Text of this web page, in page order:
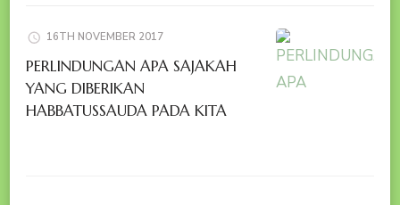
16TH NOVEMBER 2017
PERLINDUNGAN APA SAJAKAH
YANG DIBERIKAN
HABBATUSSAUDA PADA KITA